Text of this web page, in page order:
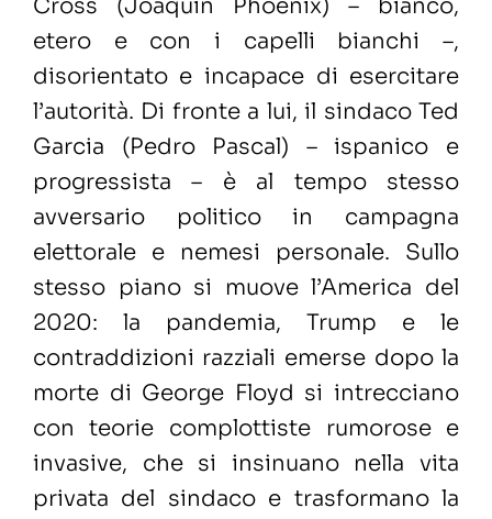
Cross (Joaquin Phoenix) – bianco,
etero e con i capelli bianchi –,
disorientato e incapace di esercitare
l’autorità. Di fronte a lui, il sindaco Ted
Garcia (Pedro Pascal) – ispanico e
progressista – è al tempo stesso
avversario politico in campagna
elettorale e nemesi personale. Sullo
stesso piano si muove l’America del
2020: la pandemia, Trump e le
contraddizioni razziali emerse dopo la
morte di George Floyd si intrecciano
con teorie complottiste rumorose e
invasive, che si insinuano nella vita
privata del sindaco e trasformano la